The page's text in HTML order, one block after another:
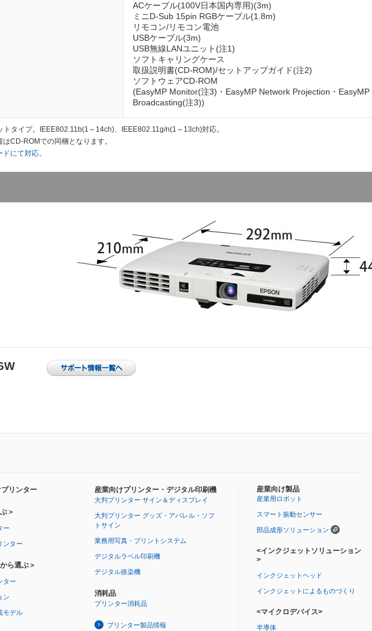
ACケーブル(100V日本国内専用)(3m)
ミニD-Sub 15pin RGBケーブル(1.8m)
リモコン/リモコン電池
USBケーブル(3m)
USB無線LANユニット(注1)
ソフトキャリングケース
取扱説明書(CD-ROM)/セットアップガイド(注2)
ソフトウェアCD-ROM
(EasyMP Monitor(注3)・EasyMP Network Projection・
Broadcasting(注3))
トタイプ。IEEE802.11b(1～14ch)、IEEE802.11g/n(1～13ch)対応。
はCD-ROMでの同梱となります。
にて対応。
リンター
＞
ー
ンター
ら選ぶ＞
ター
ン
モデル
産業向けプリンター・デジタル印刷機
大判プリンター サイン＆ディスプレイ
大判プリンター グッズ・アパレル・ソフ
トサイン
業務用写真・プリントシステム
デジタルラベル印刷機
デジタル捺染機
消耗品
プリンター消耗品
プリンター製品情報
産業向け製品
産業用ロボット
スマート振動センサー
部品成形ソリューション
<インクジェットソリューション
>
インクジェットヘッド
インクジェットによるものづくり
<マイクロデバイス>
半導体